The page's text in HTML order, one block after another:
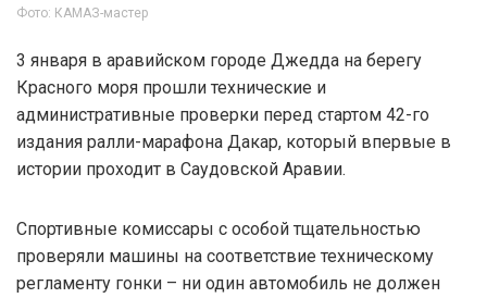
Фото: КАМАЗ-мастер
3 января в аравийском городе Джедда на берегу
Красного моря прошли технические и
административные проверки перед стартом 42-го
издания ралли-марафона Дакар, который впервые в
истории проходит в Саудовской Аравии.
Спортивные комиссары с особой тщательностью
проверяли машины на соответствие техническому
регламенту гонки – ни один автомобиль не должен